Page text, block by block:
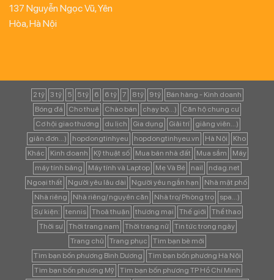
137 Nguyễn Ngọc Vũ, Yên
Hòa, Hà Nội
2 tỷ 3 tỷ 5 5 tỷ 6 6 tỷ 7 8 tỷ 9 tỷ
Bán hàng - Kinh doanh
Bóng đá
Cho thuê Chào bán chạy bộ...)
Căn hộ chung cư
Cơ hội giao thương
du lịch Gia dụng Giải trí
giảng viên...)
giản đơn...)
hopdongtinhyeu hopdongtinhyeu.vn Hà Nội
Kho
Khác
Kinh doanh Kỹ thuật số Mua bán nhà đất Mua sắm
Máy
máy tính bảng
Máy tính và Laptop Mẹ Và Bé nail
ndag.net
Ngoại thất
Người yêu lâu dài Người yêu ngắn hạn
Nhà mặt phố
Nhà riêng
Nhà riêng/ nguyên căn Nhà trọ/ Phòng trọ
spa...)
Sự kiện:
tennis Thoả thuận thương mại Thế giới
Thể thao
Thời sự
Thời trang nam Thời trang nữ
Tin tức trong ngày
Trang chủ
Trang phục
Tìm bạn bè mới
Tìm bạn bốn phương Bình Dương
Tìm bạn bốn phương Hà Nội
Tìm bạn bốn phương Mỹ
Tìm bạn bốn phương TP Hồ Chí Minh